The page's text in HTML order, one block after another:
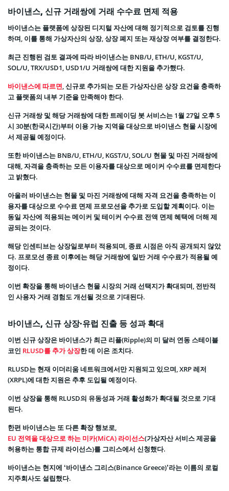
바이낸스, 신규 거래쌍에 거래 수수료 면제 적용
바이낸스는 플랫폼에 상장된 디지털 자산에 대해 정기적으로 검토를 진행
하며, 이를 통해 가상자산의 상장, 상장 폐지 또는 재상장 여부를 결정한다.
최근 진행된 검토 결과에 따라 바이낸스는 BNB/U, ETH/U, KGST/U,
SOL/U, TRX/USD1, USD1/U 거래쌍에 대한 지원을 추가했다.
바이낸스에 따르면, 신규로 추가되는 모든 가상자산은 상장 요건을 충족하
고 플랫폼의 내부 기준을 만족해야 한다.
신규 거래쌍 및 해당 거래쌍에 대한 트레이딩 봇 서비스는 1월 27일 오후 5
시 30분(한국시간)부터 이용 가능 지역을 대상으로 바이낸스 현물 시장에
서 제공될 예정이다.
또한 바이낸스는 BNB/U, ETH/U, KGST/U, SOL/U 현물 및 마진 거래쌍에
대해, 자격을 충족하는 모든 이용자를 대상으로 메이커 수수료를 면제한다
고 밝혔다.
아울러 바이낸스는 현물 및 마진 거래쌍에 대해 자격 요건을 충족하는 이
용자를 대상으로 수수료 면제 프로모션을 추가로 도입할 계획이다. 이는
동일 자산에 적용되는 메이커 및 테이커 수수료 전액 면제 혜택에 더해 제
공되는 것이다.
해당 인센티브는 상장일로부터 적용되며, 종료 시점은 아직 공개되지 않았
다. 프로모션 종료 이후에는 해당 거래쌍에 일반 거래 수수료가 적용될 예
정이다.
이번 확장을 통해 바이낸스 현물 시장의 거래 선택지가 확대되며, 전반적
인 사용자 거래 경험도 개선될 것으로 기대된다.
바이낸스, 신규 상장·유럽 진출 등 성과 확대
이번 신규 상장은 바이낸스가 최근 리플(Ripple)의 미 달러 연동 스테이블
코인 RLUSD를 추가 상장한 데 이은 조치다.
RLUSD는 현재 이더리움 네트워크에서만 지원되고 있으며, XRP 레저
(XRPL)에 대한 지원은 추후 도입될 예정이다.
이번 상장을 통해 RLUSD의 유동성과 거래 활성화가 확대될 것으로 기대
된다.
한편 바이낸스는 또 다른 확장 행보로,
EU 전역을 대상으로 하는 미카(MiCA) 라이선스(가상자산 서비스 제공을
허용하는 통합 규제 라이선스)를 그리스에서 신청했다.
바이낸스는 현지에 ‘바이낸스 그리스(Binance Greece)’라는 이름의 로컬
지주회사도 설립했다.